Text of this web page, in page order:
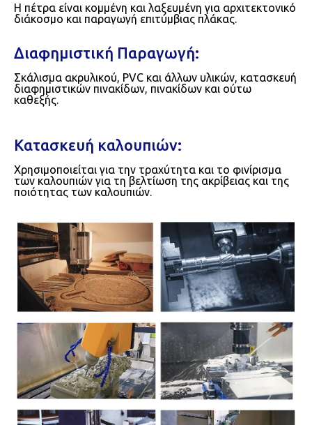
Η πέτρα είναι κομμένη και λαξευμένη για αρχιτεκτονικό
διάκοσμο και παραγωγή επιτύμβιας πλάκας.
Διαφημιστική Παραγωγή:
Σκάλισμα ακρυλικού, PVC και άλλων υλικών, κατασκευή
διαφημιστικών πινακίδων, πινακίδων και ούτω
καθεξής.
Κατασκευή καλουπιών:
Χρησιμοποιείται για την τραχύτητα και το φινίρισμα
των καλουπιών για τη βελτίωση της ακρίβειας και της
ποιότητας των καλουπιών.